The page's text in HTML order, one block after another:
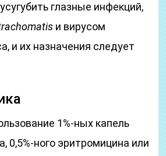
глазные инфекций,
и вирусом
и их назначения следует
1%-ных капель
0,5%-ного эритромицина или